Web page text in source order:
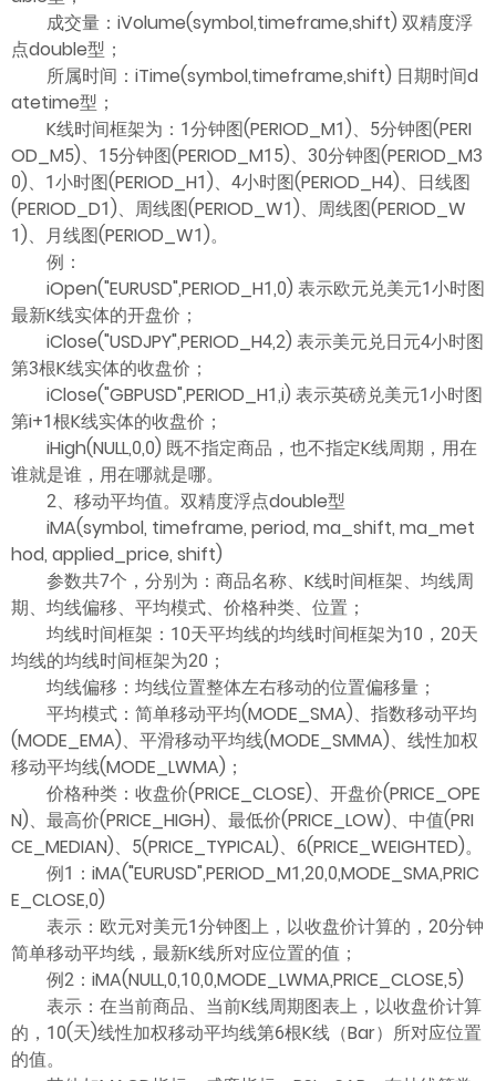
成交量：iVolume(symbol,timeframe,shift) 双精度浮
点double型；
所属时间：iTime(symbol,timeframe,shift) 日期时间d
atetime型；
K线时间框架为：1分钟图(PERIOD_M1)、5分钟图(PERI
OD_M5)、15分钟图(PERIOD_M15)、30分钟图(PERIOD_M3
0)、1小时图(PERIOD_H1)、4小时图(PERIOD_H4)、日线图
(PERIOD_D1)、周线图(PERIOD_W1)、周线图(PERIOD_W
1)、月线图(PERIOD_W1)。
例：
iOpen("EURUSD",PERIOD_H1,0) 表示欧元兑美元1小时图
最新K线实体的开盘价；
iClose("USDJPY",PERIOD_H4,2) 表示美元兑日元4小时图
第3根K线实体的收盘价；
iClose("GBPUSD",PERIOD_H1,i) 表示英磅兑美元1小时图
第i+1根K线实体的收盘价；
iHigh(NULL,0,0) 既不指定商品，也不指定K线周期，用在
谁就是谁，用在哪就是哪。
2、移动平均值。双精度浮点double型
iMA(symbol, timeframe, period, ma_shift, ma_met
hod, applied_price, shift)
参数共7个，分别为：商品名称、K线时间框架、均线周
期、均线偏移、平均模式、价格种类、位置；
均线时间框架：10天平均线的均线时间框架为10，20天
均线的均线时间框架为20；
均线偏移：均线位置整体左右移动的位置偏移量；
平均模式：简单移动平均(MODE_SMA)、指数移动平均
(MODE_EMA)、平滑移动平均线(MODE_SMMA)、线性加权
移动平均线(MODE_LWMA)；
价格种类：收盘价(PRICE_CLOSE)、开盘价(PRICE_OPE
N)、最高价(PRICE_HIGH)、最低价(PRICE_LOW)、中值(PRI
CE_MEDIAN)、5(PRICE_TYPICAL)、6(PRICE_WEIGHTED)。
例1：iMA("EURUSD",PERIOD_M1,20,0,MODE_SMA,PRIC
E_CLOSE,0)
表示：欧元对美元1分钟图上，以收盘价计算的，20分钟
简单移动平均线，最新K线所对应位置的值；
例2：iMA(NULL,0,10,0,MODE_LWMA,PRICE_CLOSE,5)
表示：在当前商品、当前K线周期图表上，以收盘价计算
的，10(天)线性加权移动平均线第6根K线（Bar）所对应位置
的值。